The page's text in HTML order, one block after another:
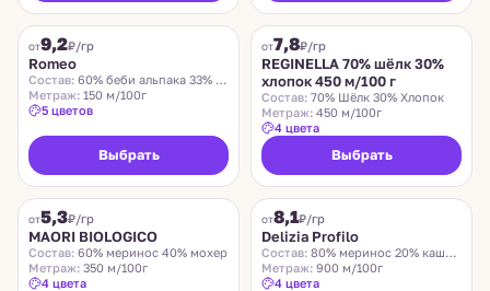
от9,2₽/гр
Romeo
Состав: 60% беби альпака 33% меринос 7% нейлон
Метраж: 150 м/100г
5 цветов
Выбрать
от7,8₽/гр
REGINELLA 70% шёлк 30%
хлопок 450 м/100 г
Состав: 70% Шёлк 30% Хлопок
Метраж: 450 м/100г
4 цвета
Выбрать
от5,3₽/гр
MAORI BIOLOGICO
Состав: 60% меринос 40% мохер
Метраж: 350 м/100г
4 цвета
от8,1₽/гр
Delizia Profilo
Состав: 80% меринос 20% кашемир
Метраж: 900 м/100г
4 цвета